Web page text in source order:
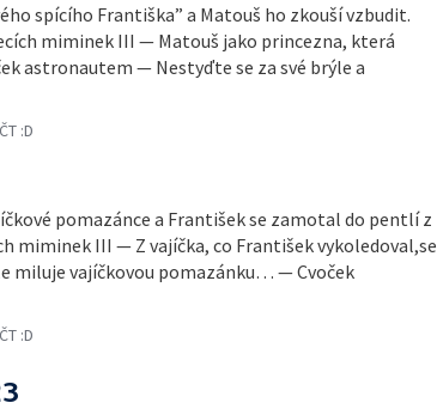
spícího Františka” a Matouš ho zkouší vzbudit.
miminek III — Matouš jako princezna, která
astronautem — Nestyďte se za své brýle a
:D
pomazánce a František se zamotal do pentlí z
miminek III — Z vajíčka, co František vykoledoval,se
miluje vajíčkovou pomazánku… — Cvoček
:D